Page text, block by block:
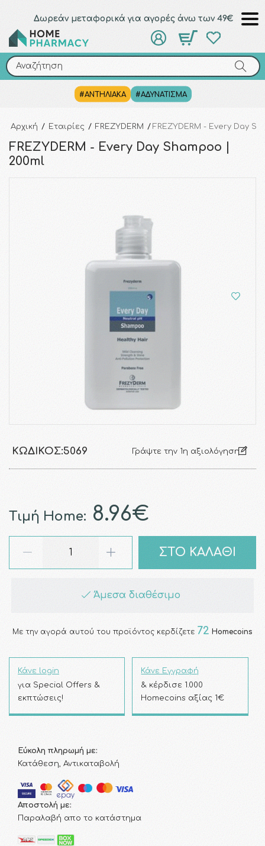
Δωρεάν μεταφορικά για αγορές άνω των 49€
Αναζήτηση
#ΑΝΤΗΛΙΑΚΑ #ΑΔΥΝΑΤΙΣΜΑ
Αναζήτηση
Αρχική / Εταιρίες / FREZYDERM / FREZYDERM - Every Day
FREZYDERM - Every Day Shampoo |
200ml
ΚΩΔΙΚΌΣ:5069 Γράψτε την 1η αξιολόγηση
Τιμή Home: 8.96€
ΣΤΟ ΚΑΛΑΘΙ
Άμεσα διαθέσιμο
Με την αγορά αυτού του προϊόντος κερδίζετε 72 Homecoins
Κάνε login
για Special Offers &
εκπτώσεις!
Κάνε Εγγραφή
& κέρδισε 1.000
Homecoins αξίας 1€
Εύκολη πληρωμή με:
Κατάθεση, Αντικαταβολή
Αποστολή με:
Παραλαβή απο το κατάστημα